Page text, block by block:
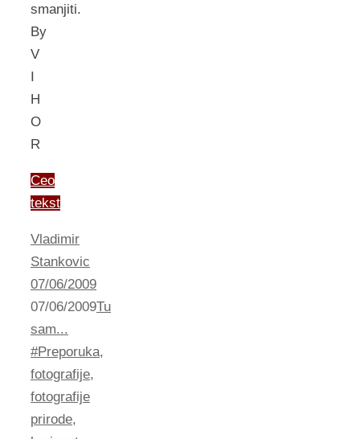
smanjiti.
By
V
I
H
O
R
Ceo
tekst
Vladimir
Stankovic
07/06/2009
07/06/2009Tu
sam...
#Preporuka,
fotografije,
fotografije
prirode,